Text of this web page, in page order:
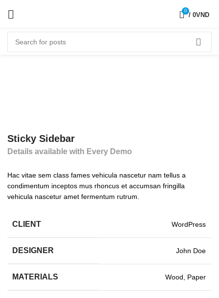
0
/ 0VND
Sticky Sidebar
Details available with Every Demo
Hac vitae sem class fames vehicula nascetur nam tellus a
condimentum inceptos mus rhoncus et accumsan fringilla
vehicula nascetur amet fermentum rutrum.
CLIENT WordPress
DESIGNER John Doe
MATERIALS Wood, Paper